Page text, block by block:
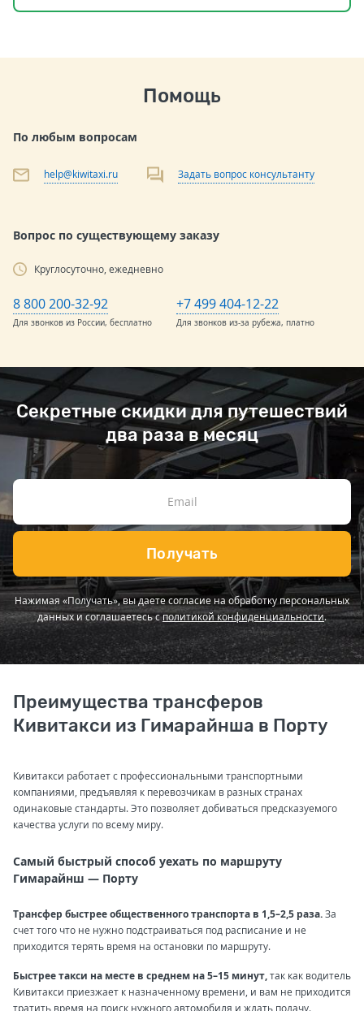
Помощь
По любым вопросам
help@kiwitaxi.ru Задать вопрос консультанту
Вопрос по существующему заказу
Круглосуточно, ежедневно
8 800 200-32-92
Для звонков из России, бесплатно
+7 499 404-12-22
Для звонков из-за рубежа, платно
Секретные скидки для путешествий
два раза в месяц
Получать
Нажимая «Получать», вы даете согласие на обработку персональных
данных и соглашаетесь сполитикой конфиденциальности.
Преимущества трансферов
Кивитакси из Гимарайнша в Порту
Кивитакси работает с профессиональными транспортными
компаниями, предъявляя к перевозчикам в разных странах
одинаковые стандарты. Это позволяет добиваться предсказуемого
качества услуги по всему миру.
Самый быстрый способ уехать по маршруту
Гимарайнш — Порту
Трансфер быстрее общественного транспорта в 1,5–2,5 раза.За
счет того что не нужно подстраиваться под расписание и не
приходится терять время на остановки по маршруту.
Быстрее такси на месте в среднем на 5–15 минут,так как водитель
Кивитакси приезжает к назначенному времени, и вам не приходится
тратить время на поиск нужного автомобиля и ждать подачу.